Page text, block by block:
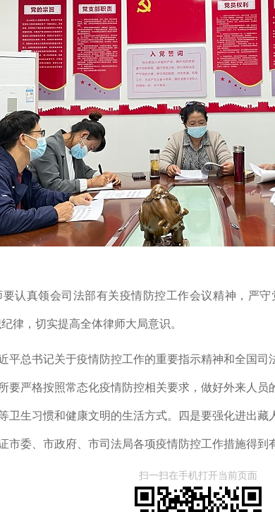
认真领会司法部有关疫情防控工作会议精神，严
律，切实提高全体律师大局意识。
平总书记关于疫情防控工作的重要指示精神和全国
要严格按照常态化疫情防控相关要求，做好外来人
卫生习惯和健康文明的生活方式。四是要强化进出
市委、市政府、市司法局各项疫情防控工作措施得到
扫一扫在手机打开当前页面